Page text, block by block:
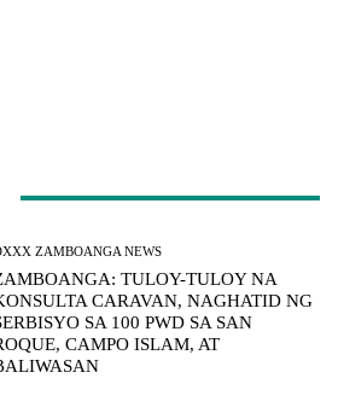
ZAMBOANGA NEWS
TULOY-TULOY NA
CARAVAN, NAGHATID NG
SA 100 PWD SA SAN
CAMPO ISLAM, AT